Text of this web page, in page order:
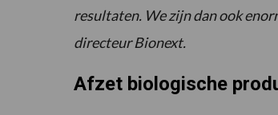
resultaten. We zijn dan ook
directeur Bionext.
Afzet biologische